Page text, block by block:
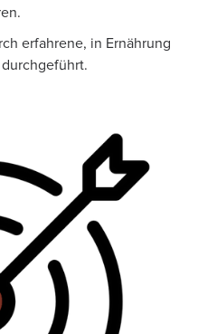
erfahrene, in Ernährung